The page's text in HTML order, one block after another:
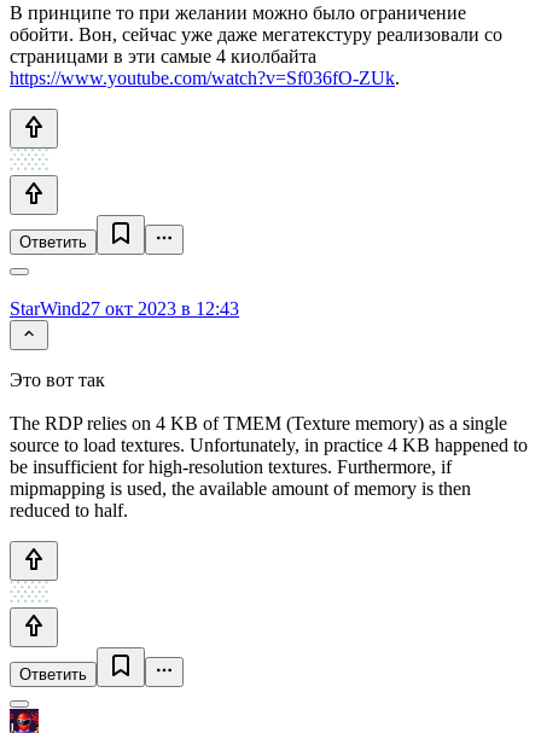
В принципе то при желании можно было ограничение
обойти. Вон, сейчас уже даже мегатекстуру реализовали со
страницами в эти самые 4 киолбайта
https://www.youtube.com/watch?v=Sf036fO-ZUk.
Ответить
StarWind27 окт 2023 в 12:43
Это вот так
The RDP relies on 4 KB of TMEM (Texture memory) as a single
source to load textures. Unfortunately, in practice 4 KB happened to
be insufficient for high-resolution textures. Furthermore, if
mipmapping is used, the available amount of memory is then
reduced to half.
Ответить